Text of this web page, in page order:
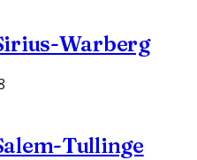
Warberg
Tullinge